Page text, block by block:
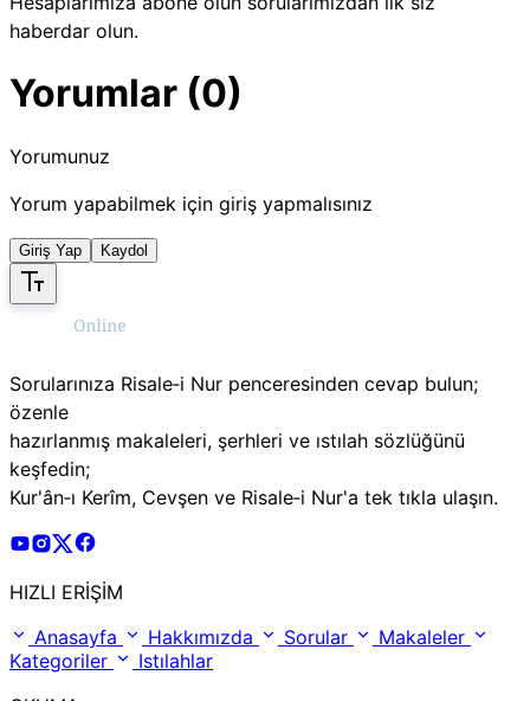
haberdar olun.
Yorumlar (0)
Yorumunuz
Yorum yapabilmek için giriş yapmalısınız
Giriş Yap Kaydol
Sorularınıza Risale‑i Nur penceresinden cevap bulun;
özenle
hazırlanmış makaleleri, şerhleri ve ıstılah sözlüğünü
keşfedin;
Kur'ân‑ı Kerîm, Cevşen ve Risale‑i Nur'a tek tıkla ulaşın.
Risale Online Youtube Hesabı
Risale Online Instagram Hesabı
Risale Online X Hesabı
HIZLI ERİŞİM
Anasayfa
Hakkımızda Sorular
Makaleler
Kategoriler
Istılahlar